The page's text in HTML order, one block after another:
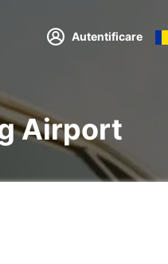
Autentificare
Airport